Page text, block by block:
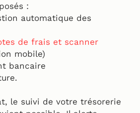
:
automatique des
de frais et scanner
mobile)
bancaire
le suivi de votre trésorerie